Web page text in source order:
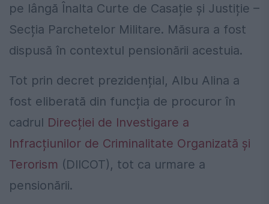
pe lângă Înalta Curte de Casație și Justiție –
Secția Parchetelor Militare. Măsura a fost
dispusă în contextul pensionării acestuia.
Tot prin decret prezidențial, Albu Alina a
fost eliberată din funcția de procuror în
cadrul Direcției de Investigare a
Infracțiunilor de Criminalitate Organizată și
Terorism (DIICOT), tot ca urmare a
pensionării.